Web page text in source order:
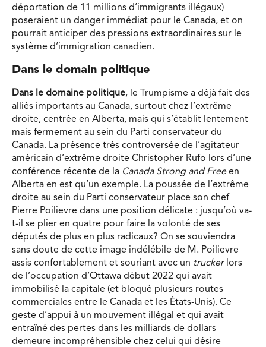
déportation de 11 millions d’immigrants illégaux)
poseraient un danger immédiat pour le Canada, et on
pourrait anticiper des pressions extraordinaires sur le
système d’immigration canadien.
Dans le domain politique
Dans le domaine politique, le Trumpisme a déjà fait des
alliés importants au Canada, surtout chez l’extrême
droite, centrée en Alberta, mais qui s’établit lentement
mais fermement au sein du Parti conservateur du
Canada. La présence très controversée de l’agitateur
américain d’extrême droite Christopher Rufo lors d’une
conférence récente de la Canada Strong and Freeen
Alberta en est qu’un exemple. La poussée de l’extrême
droite au sein du Parti conservateur place son chef
Pierre Poilievre dans une position délicate : jusqu’où va-
t-il se plier en quatre pour faire la volonté de ses
députés de plus en plus radicaux? On se souviendra
sans doute de cette image indélébile de M. Poilievre
assis confortablement et souriant avec un trucker lors
de l’occupation d’Ottawa début 2022 qui avait
immobilisé la capitale (et bloqué plusieurs routes
commerciales entre le Canada et les États-Unis). Ce
geste d’appui à un mouvement illégal et qui avait
entraîné des pertes dans les milliards de dollars
demeure incompréhensible chez celui qui désire